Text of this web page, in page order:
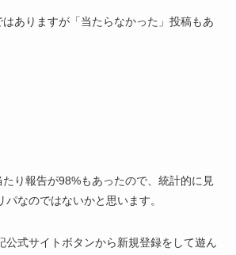
ありますが「当たらなかった」投稿もあ
たり報告が98%もあったので、統計的に見
なのではないかと思います。
公式サイトボタンから新規登録をして遊ん